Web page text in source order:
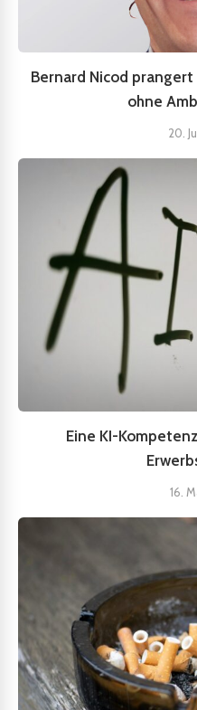
Bernard Nicod
ohne
20.
Eine KI-
16.